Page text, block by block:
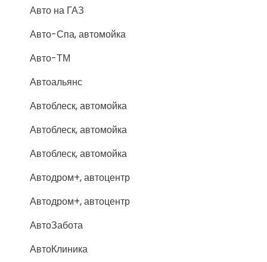
Авто на ГАЗ
Авто-Спа, автомойка
Авто-ТМ
Автоальянс
Автоблеск, автомойка
Автоблеск, автомойка
Автоблеск, автомойка
Автодром+, автоцентр
Автодром+, автоцентр
АвтоЗабота
АвтоКлиника